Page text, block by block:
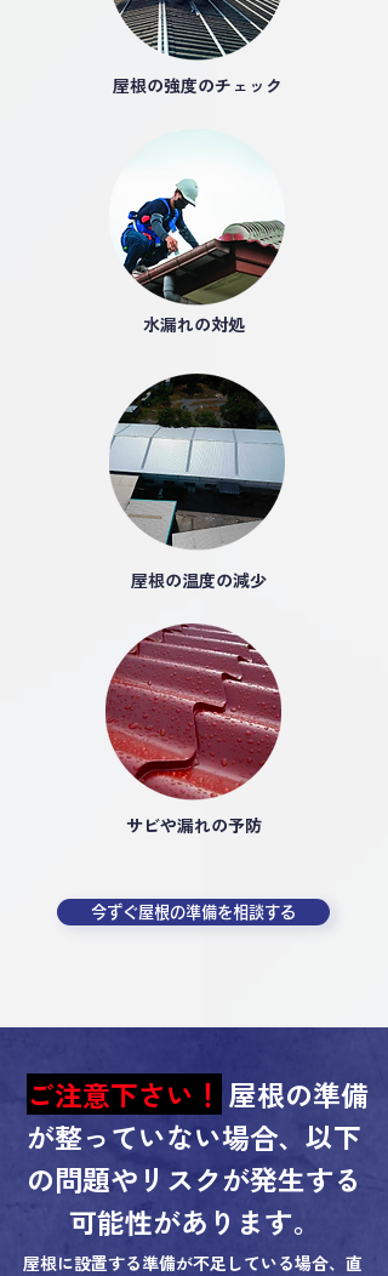
屋根の強度のチェック
水漏れの対処
屋根の温度の減少
サビや漏れの予防
今ずぐ屋根の準備を相談する
ご注意下さい！ 屋根の準備
が整っていない場合、以下
の問題やリスクが発生する
可能性があります。
屋根に設置する準備が不足している場合、直